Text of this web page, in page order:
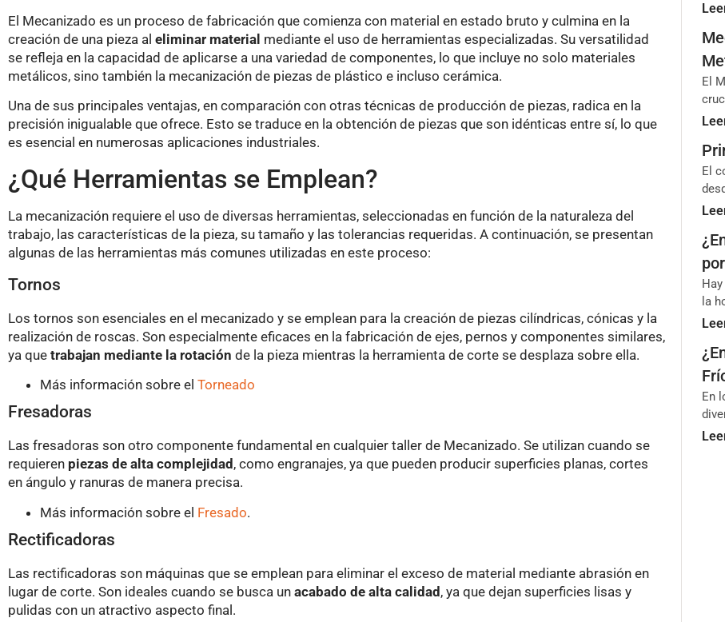
El Mecanizado es un proceso de fabricación que comienza con material en estado bruto y culmina en la
creación de una pieza al eliminar material mediante el uso de herramientas especializadas. Su versatilidad
se refleja en la capacidad de aplicarse a una variedad de componentes, lo que incluye no solo materiales
metálicos, sino también la mecanización de piezas de plástico e incluso cerámica.
Una de sus principales ventajas, en comparación con otras técnicas de producción de piezas, radica en la
precisión inigualable que ofrece. Esto se traduce en la obtención de piezas que son idénticas entre sí, lo que
es esencial en numerosas aplicaciones industriales.
¿Qué Herramientas se Emplean?
La mecanización requiere el uso de diversas herramientas, seleccionadas en función de la naturaleza del
trabajo, las características de la pieza, su tamaño y las tolerancias requeridas. A continuación, se presentan
algunas de las herramientas más comunes utilizadas en este proceso:
Tornos
Los tornos son esenciales en el mecanizado y se emplean para la creación de piezas cilíndricas, cónicas y la
realización de roscas. Son especialmente eficaces en la fabricación de ejes, pernos y componentes similares,
ya que trabajan mediante la rotación de la pieza mientras la herramienta de corte se desplaza sobre ella.
Más información sobre el Torneado
Fresadoras
Las fresadoras son otro componente fundamental en cualquier taller de Mecanizado. Se utilizan cuando se
requieren piezas de alta complejidad , como engranajes, ya que pueden producir superficies planas, cortes
en ángulo y ranuras de manera precisa.
Más información sobre el Fresado.
Rectificadoras
Las rectificadoras son máquinas que se emplean para eliminar el exceso de material mediante abrasión en
lugar de corte. Son ideales cuando se busca un acabado de alta calidad, ya que dejan superficies lisas y
pulidas con un atractivo aspecto final.
El
El
la
En